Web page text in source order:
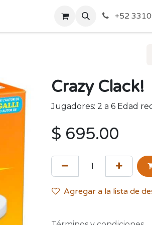
Acerca de Nosotros Politicas de Envío
+52
Crazy Clack!
Jugadores: 2 a 6 Edad
$ 695.00
Agregar a la lista de